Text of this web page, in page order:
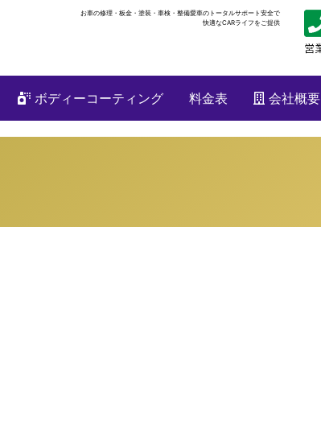
お車の修理・板金・塗装・車検・整備愛車のトータルサポート安全で
快適なCARライフをご提供
ボディーコーティング 料金表 会社概要